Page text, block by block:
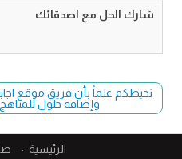
شارك الحل مع اصدقائك
نحيطكم علماً بأن فريق موقع
وإضافة حلول للمناهج
الرئيسية